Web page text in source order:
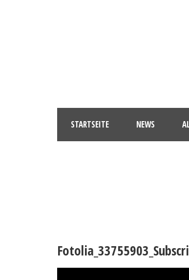
STARTSEITE NEWS